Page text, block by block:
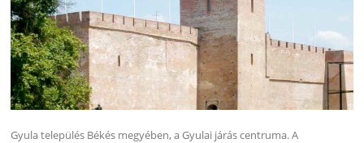
Gyula település Békés megyében, a Gyulai járás centruma. A